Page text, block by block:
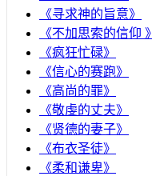
《寻求神的旨意》
《不加思索的信仰 》
《疯狂忙碌》
《信心的赛跑》
《高尚的罪》
《敬虔的丈夫》
《贤德的妻子》
《布衣圣徒》
《柔和谦卑》